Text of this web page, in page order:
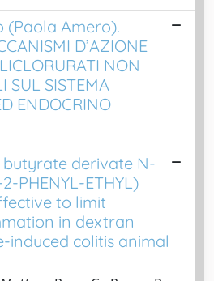
(Paola Amero).
D’AZIONE
NON
SUL SISTEMA
ENDOCRINO
butyrate derivate N-
PHENYL-ETHYL)
to limit
in dextran
induced colitis animal